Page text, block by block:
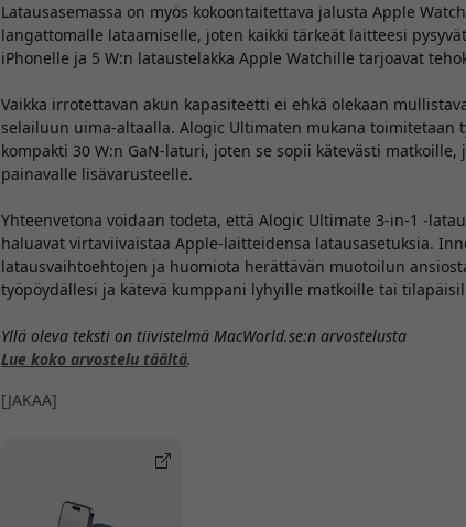
Latausasemassa on myös kokoontaitettava jalusta Apple
langattomalle lataamiselle, joten kaikki tärkeät laitteesi
iPhonelle ja 5 W:n lataustelakka Apple Watchille tarjoavat
Vaikka irrotettavan akun kapasiteetti ei ehkä olekaan
selailuun uima-altaalla. Alogic Ultimaten mukana toimitetaan
kompakti 30 W:n GaN-laturi, joten se sopii kätevästi
painavalle lisävarusteelle.
Yhteenvetona voidaan todeta, että Alogic Ultimate 3-in-1 -
haluavat virtaviivaistaa Apple-laitteidensa latausasetuksia.
latausvaihtoehtojen ja huomiota herättävän muotoilun
työpöydällesi ja kätevä kumppani lyhyille matkoille tai
Yllä oleva teksti on tiivistelmä MacWorld.se:n arvostelusta
Lue koko arvostelu täältä.
[JAKAA]